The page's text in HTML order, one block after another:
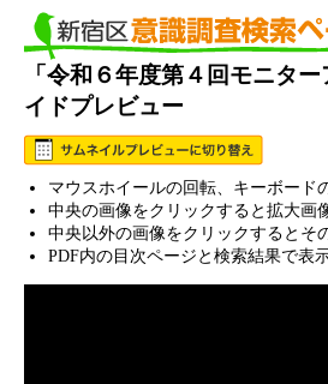
「令和６年度第４回モニタ
イドプレビュー
マウスホイールの回転、キーボー
中央の画像をクリックすると拡大画
中央以外の画像をクリックするとそ
PDF内の目次ページと検索結果で表